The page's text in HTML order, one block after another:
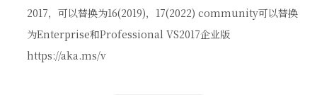
2017，可以替换为16(2019)，17(2022) community可以替换
为Enterprise和Professional VS2017企业版
https://aka.ms/v